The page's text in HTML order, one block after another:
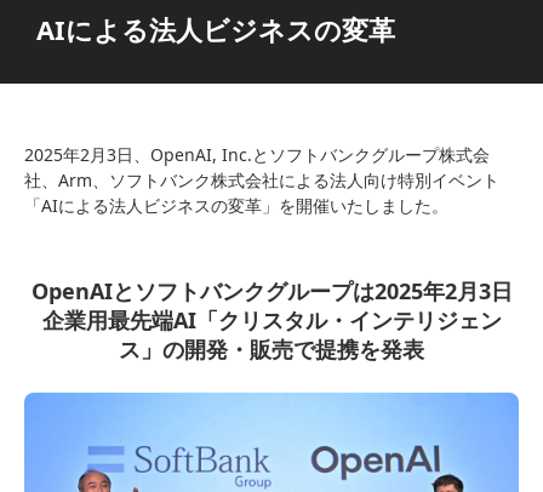
AIによる法人ビジネスの変革
2025年2月3日、OpenAI, Inc.とソフトバンクグループ株式会
社、Arm、ソフトバンク株式会社による法人向け特別イベント
「AIによる法人ビジネスの変革」を開催いたしました。
OpenAIとソフトバンクグループは2025年2月3日
企業用最先端AI「クリスタル・インテリジェン
ス」の開発・販売で提携を発表